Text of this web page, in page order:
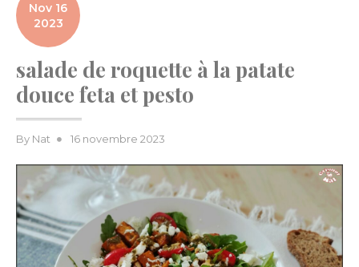
Nov 16
2023
salade de roquette à la patate
douce feta et pesto
By Nat
Posted
16 novembre 2023